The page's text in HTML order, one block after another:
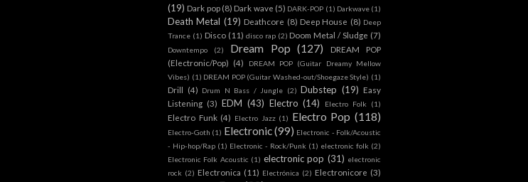
(19) Dark pop (8) Dark wave (5) DARK-POP (1) Darkwave (1)
Death Metal (19) Deathcore (8) Deep House (8) Deep
Trance (1) Disco (11) disco rap (2) Doom Metal / Sludge (7)
Downtempo (2) Dream Pop (127)
DREAM POP
(Electronic/Pop) (4)
DREAM POP (Guitar Dreamy Mellow
Vibes) (1) DREAM POP (Guitar Washed-out/Shoegaze Style) (1)
Drill (4) Drum N Bass / Jungle (2) Dubstep (19) Easy
Listening (3) EDM (43) Electro (14) Electro Folk (1)
Electro Funk (4) Electro Jazz (1) Electro Pop (118)
Electro-Goth (1) Electronic(99) Electronic - Folk/Acoustic
- Hip-hop/Rap (1) Electronic - Rock/Punk (1) electronic folk (2)
Electronic Folk Acoustic (1) electronic pop (31) electronic
rock (2) Electronica (11) Electrónica (2) Electronicore (3)